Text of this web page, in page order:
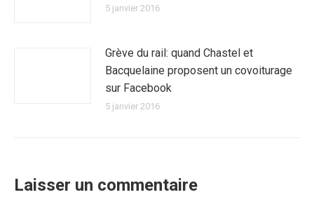
5 janvier 2016
Grève du rail: quand Chastel et
Bacquelaine proposent un covoiturage
sur Facebook
5 janvier 2016
Laisser un commentaire